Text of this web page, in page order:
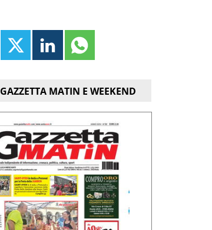
GAZZETTA MATIN E WEEKEND